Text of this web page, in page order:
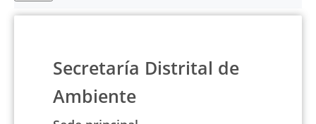
Secretaría Distrital de
Ambiente